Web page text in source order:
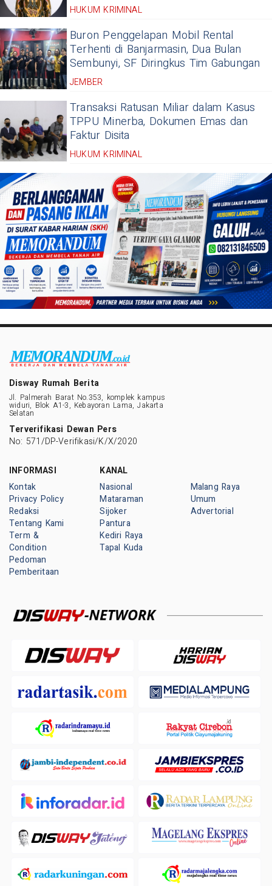
HUKUM KRIMINAL
Buron Penggelapan Mobil Rental
Terhenti di Banjarmasin, Dua Bulan
Sembunyi, SF Diringkus Tim Gabungan
JEMBER
Transaksi Ratusan Miliar dalam Kasus
TPPU Minerba, Dokumen Emas dan
Faktur Disita
HUKUM KRIMINAL
Disway Rumah Berita
Jl. Palmerah Barat No.353, komplek kampus
widuri, Blok A1-3, Kebayoran Lama, Jakarta
Selatan
Terverifikasi Dewan Pers
No: 571/DP-Verifikasi/K/X/2020
INFORMASI
Kontak
Privacy Policy
Redaksi
Tentang Kami
Term &
Condition
Pedoman
Pemberitaan
KANAL
Nasional
Mataraman
Sijoker
Pantura
Kediri Raya
Tapal Kuda
Malang Raya
Umum
Advertorial